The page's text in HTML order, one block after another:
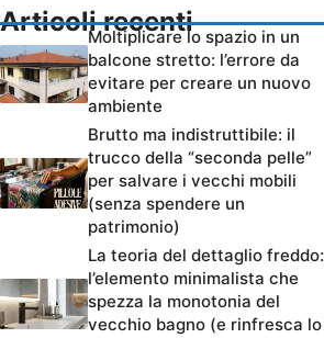
Articoli recenti
Moltiplicare lo spazio in un
balcone stretto: l’errore da
evitare per creare un nuovo
ambiente
Brutto ma indistruttibile: il
trucco della “seconda pelle”
per salvare i vecchi mobili
(senza spendere un
patrimonio)
La teoria del dettaglio freddo:
l’elemento minimalista che
spezza la monotonia del
vecchio bagno (e rinfresca lo